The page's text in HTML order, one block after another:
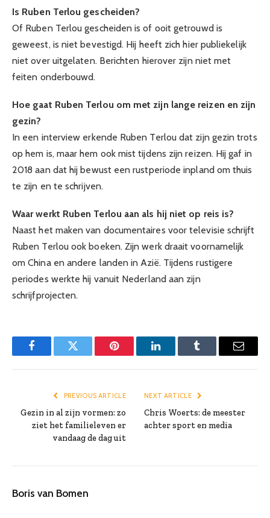
Is Ruben Terlou gescheiden?
Of Ruben Terlou gescheiden is of ooit getrouwd is
geweest, is niet bevestigd. Hij heeft zich hier publiekelijk
niet over uitgelaten. Berichten hierover zijn niet met
feiten onderbouwd.
Hoe gaat Ruben Terlou om met zijn lange reizen en zijn
gezin?
In een interview erkende Ruben Terlou dat zijn gezin trots
op hem is, maar hem ook mist tijdens zijn reizen. Hij gaf in
2018 aan dat hij bewust een rustperiode inpland om thuis
te zijn en te schrijven.
Waar werkt Ruben Terlou aan als hij niet op reis is?
Naast het maken van documentaires voor televisie schrijft
Ruben Terlou ook boeken. Zijn werk draait voornamelijk
om China en andere landen in Azië. Tijdens rustigere
periodes werkte hij vanuit Nederland aan zijn
schrijfprojecten.
FacebookTwitter Pinterest LinkedInTumblr Email
PREVIOUS ARTICLE
Gezin in al zijn vormen: zo
ziet het familieleven er
vandaag de dag uit
NEXT ARTICLE
Chris Woerts: de meester
achter sport en media
Boris van Bomen